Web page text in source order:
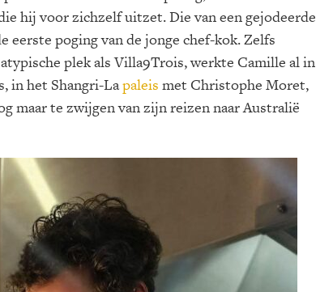
hij voor zichzelf uitzet. Die van een gejodeerde
poging van de jonge chef-kok. Zelfs
plek als Villa9Trois, werkte Camille al in
in het Shangri-Lapaleis met Christophe Moret,
maar te zwijgen van zijn reizen naar Australië